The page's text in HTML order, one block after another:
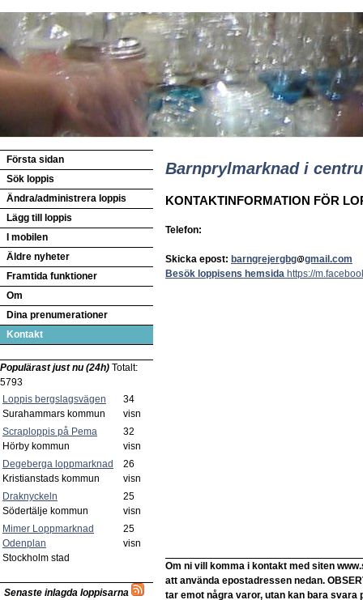
Första sidan
Sök loppis
Ändra/administrera loppis
Lägg till loppis
I mobilen
Äldre nyheter
Framtida funktioner
Om
Dina prenumerationer
Kontakt
Populärast just nu (24h) Totalt:
5793
Loppis bergslagsvägen
Surahammars kommun
34
visn
Scraploppis på Pema
Hörby kommun
32
visn
Degeberga loppmarknad
Kristianstads kommun
26
visn
Draknyckeln
Södertälje kommun
25
visn
Mimer Loppmarknad
Odenplan
Stockholm stad
25
visn
Senaste inlagda loppisarna
Barnprylmarknad i
KONTAKTINFORMATION FÖR
Telefon:
Skicka epost: barngrejergbg
gmail.com
Besök loppisens hemsida https://
Om ni vill komma i kontakt med siten
att använda epostadressen nedan.
tar emot några varor, utan kan bara svara